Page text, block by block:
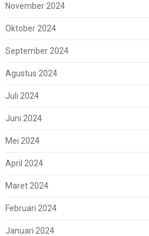
November 2024
Oktober 2024
September 2024
Agustus 2024
Juli 2024
Juni 2024
Mei 2024
April 2024
Maret 2024
Februari 2024
Januari 2024